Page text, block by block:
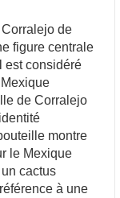
de
figure centrale
est considéré
de Corralejo
montre
le Mexique
cactus
à une